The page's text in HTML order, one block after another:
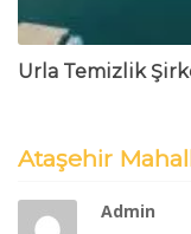
Urla Temizlik
Ataşehir
Admin